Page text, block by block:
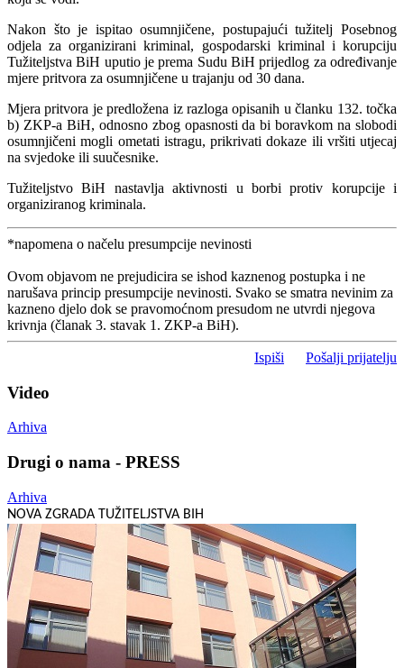
Nakon što je ispitao osumnjičene, postupajući tužitelj Posebnog
odjela za organizirani kriminal, gospodarski kriminal i korupciju
Tužiteljstva BiH uputio je prema Sudu BiH prijedlog za određivanje
mjere pritvora za osumnjičene u trajanju od 30 dana.
Mjera pritvora je predložena iz razloga opisanih u članku 132. točka
b) ZKP-a BiH, odnosno zbog opasnosti da bi boravkom na slobodi
osumnjičeni mogli ometati istragu, prikrivati dokaze ili vršiti utjecaj
na svjedoke ili suučesnike.
Tužiteljstvo BiH nastavlja aktivnosti u borbi protiv korupcije i
organiziranog kriminala.
*napomena o načelu presumpcije nevinosti
Ovom objavom ne prejudicira se ishod kaznenog postupka i ne
narušava princip presumpcije nevinosti. Svako se smatra nevinim za
kazneno djelo dok se pravomoćnom presudom ne utvrdi njegova
krivnja (članak 3. stavak 1. ZKP-a BiH).
Ispiši Pošalji prijatelju
Video
Arhiva
Drugi o nama - PRESS
Arhiva
NOVA ZGRADA TUŽITELJSTVA BIH